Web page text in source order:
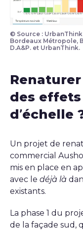
© Source :
Bordeaux Métropole,
D.A&P. et UrbanThink.
des
d’échelle
Un projet de
commercial
mis en place en
avec le déjà là
existants.
La phase 1 du
de la façade sud,